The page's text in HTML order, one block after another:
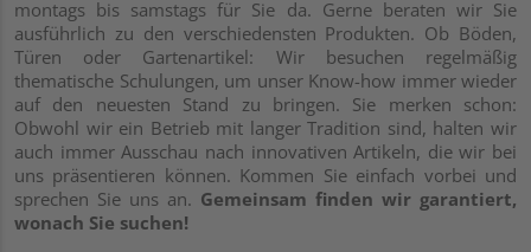
montags bis samstags für Sie da. Gerne beraten wir Sie
ausführlich zu den verschiedensten Produkten. Ob Böden,
Türen oder Gartenartikel: Wir besuchen regelmäßig
thematische Schulungen, um unser Know-how immer wieder
auf den neuesten Stand zu bringen. Sie merken schon:
Obwohl wir ein Betrieb mit langer Tradition sind, halten wir
auch immer Ausschau nach innovativen Artikeln, die wir bei
uns präsentieren können. Kommen Sie einfach vorbei und
sprechen Sie uns an. Gemeinsam finden wir garantiert,
wonach Sie suchen!